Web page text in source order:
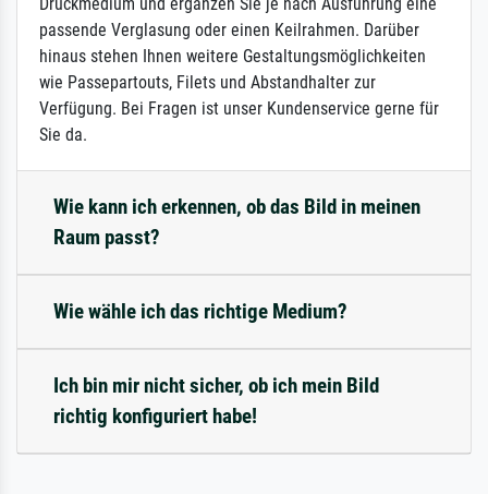
Druckmedium und ergänzen Sie je nach Ausführung eine
passende Verglasung oder einen Keilrahmen. Darüber
hinaus stehen Ihnen weitere Gestaltungsmöglichkeiten
wie Passepartouts, Filets und Abstandhalter zur
Verfügung. Bei Fragen ist unser Kundenservice gerne für
Sie da.
Wie kann ich erkennen, ob das Bild in meinen
Raum passt?
Wie wähle ich das richtige Medium?
Ich bin mir nicht sicher, ob ich mein Bild
richtig konfiguriert habe!